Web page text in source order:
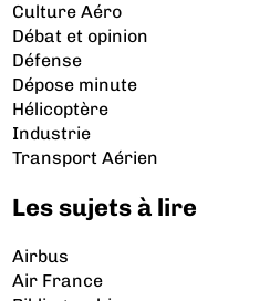
Culture Aéro
Débat et opinion
Défense
Dépose minute
Hélicoptère
Industrie
Transport Aérien
Les sujets à lire
Airbus
Air France